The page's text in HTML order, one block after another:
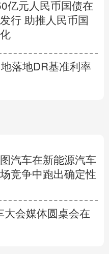
亿元人民币国债在
行 助推人民币国
落地DR基准利率
汽车在新能源汽车
竞争中跑出确定性
大会媒体圆桌会在